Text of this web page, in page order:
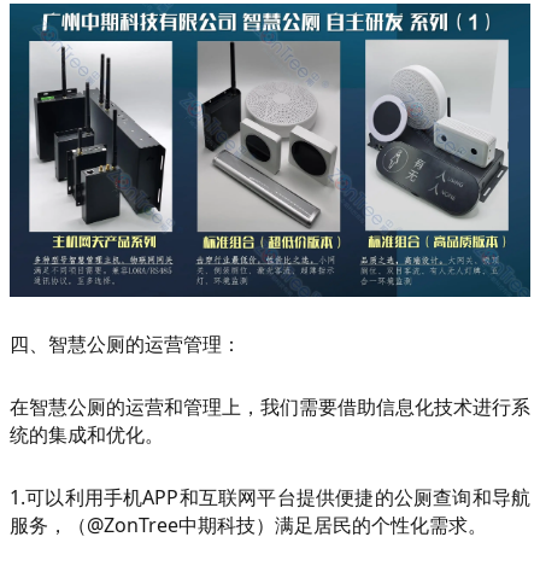
四、智慧公厕的运营管理：
在智慧公厕的运营和管理上，我们需要借助信息化技术进行系
统的集成和优化。
1.可以利用手机APP和互联网平台提供便捷的公厕查询和导航
服务，（@ZonTree中期科技）满足居民的个性化需求。